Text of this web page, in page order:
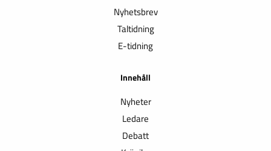
Nyhetsbrev
Taltidning
E-tidning
Innehåll
Nyheter
Ledare
Debatt